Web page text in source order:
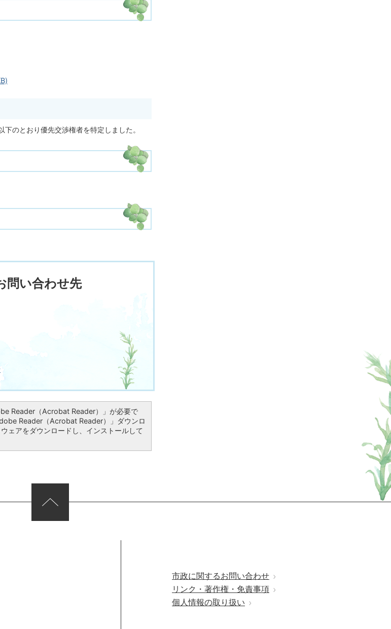
のとおり優先交渉権者を特定しました。
問い合わせ先
Reader（Acrobat Reader）」が必要で
Reader（Acrobat Reader）」ダウンロ
ェアをダウンロードし、インストールして
市政に関するお問い合わせ
リンク・著作権・免責事項
個人情報の取り扱い